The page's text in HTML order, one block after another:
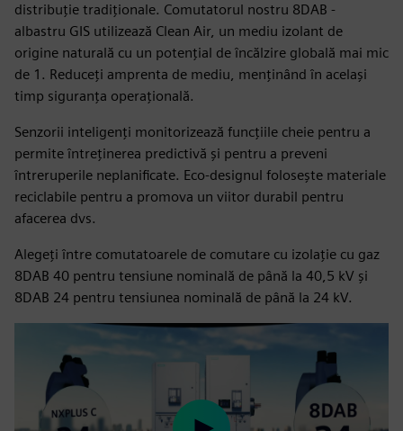
distribuție tradiționale. Comutatorul nostru 8DAB -
albastru GIS utilizează Clean Air, un mediu izolant de
origine naturală cu un potențial de încălzire globală mai mic
de 1. Reduceți amprenta de mediu, menținând în același
timp siguranța operațională.
Senzorii inteligenți monitorizează funcțiile cheie pentru a
permite întreținerea predictivă și pentru a preveni
întreruperile neplanificate. Eco-designul folosește materiale
reciclabile pentru a promova un viitor durabil pentru
afacerea dvs.
Alegeți între comutatoarele de comutare cu izolație cu gaz
8DAB 40 pentru tensiune nominală de până la 40,5 kV și
8DAB 24 pentru tensiunea nominală de până la 24 kV.